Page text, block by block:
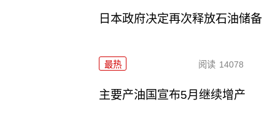
日本政府决定再次释放石油储备
最热 阅读 14078
主要产油国宣布5月继续增产